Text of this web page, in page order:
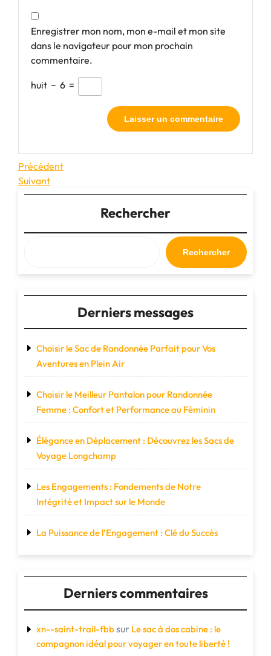
Enregistrer mon nom, mon e-mail et mon site
dans le navigateur pour mon prochain
commentaire.
huit − 6 =
Navigation
de
Article
précédent
Précédent
Article
suivant
Suivant
Rechercher
Rechercher
Derniers messages
Choisir le Sac de Randonnée Parfait pour Vos
Aventures en Plein Air
Choisir le Meilleur Pantalon pour Randonnée
Femme : Confort et Performance au Féminin
Élégance en Déplacement : Découvrez les Sacs de
Voyage Longchamp
Les Engagements : Fondements de Notre
Intégrité et Impact sur le Monde
La Puissance de l’Engagement : Clé du Succès
Derniers commentaires
xn--saint-trail-fbbsur Le sac à dos cabine : le
compagnon idéal pour voyager en toute liberté !